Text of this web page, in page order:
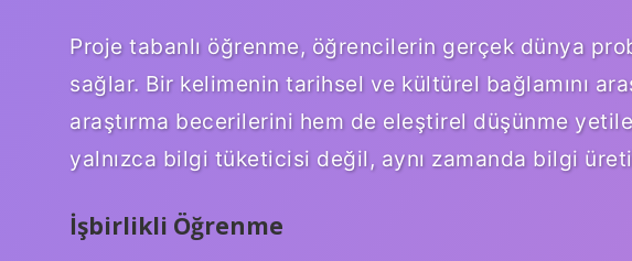
Proje tabanlı öğrenme, öğrencilerin gerçek dünya
sağlar. Bir kelimenin tarihsel ve kültürel bağlamını
araştırma becerilerini hem de eleştirel düşünme
yalnızca bilgi tüketicisi değil, aynı zamanda bilgi
İşbirlikli Öğrenme